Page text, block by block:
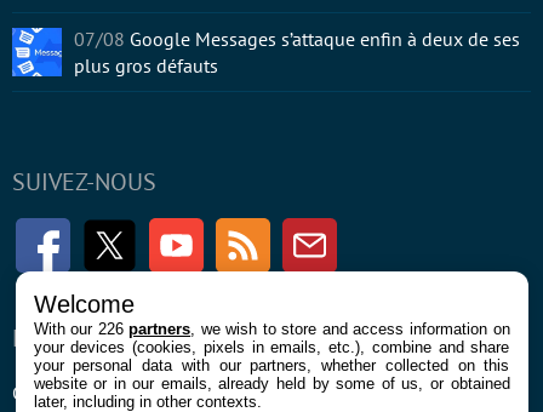
SUIVEZ-NOUS
FacebookTwitter Youtube RSS Newsletter
ENTREPRISE
Confidentialité et Cookies
À PROPOS
Contact
07/08 Google Messages s’attaque enfin à deux de ses
plus gros défauts
Welcome
With our 226partners , we wish to store and access information on
your devices (cookies, pixels in emails, etc.), combine and share
your personal data with our partners, whether collected on this
website or in our emails, already held by some of us, or obtained
later, including in other contexts.